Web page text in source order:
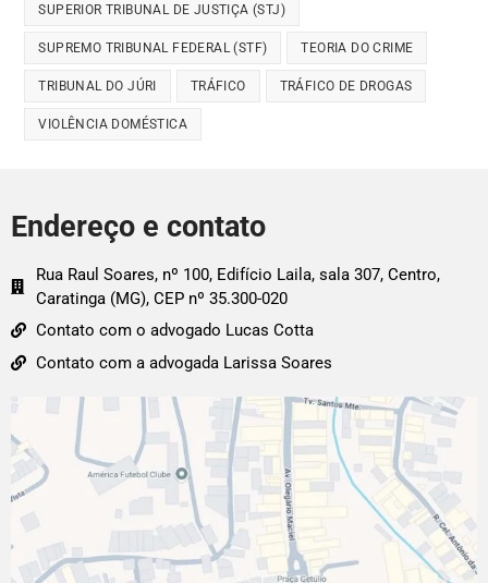
SUPERIOR TRIBUNAL DE JUSTIÇA (STJ)
SUPREMO TRIBUNAL FEDERAL (STF) TEORIA DO CRIME
TRIBUNAL DO JÚRI TRÁFICO TRÁFICO DE DROGAS
VIOLÊNCIA DOMÉSTICA
Endereço e contato
Rua Raul Soares, nº 100, Edifício Laila, sala 307, Centro,
Caratinga (MG), CEP nº 35.300-020
Contato com o advogado Lucas Cotta
Contato com a advogada Larissa Soares